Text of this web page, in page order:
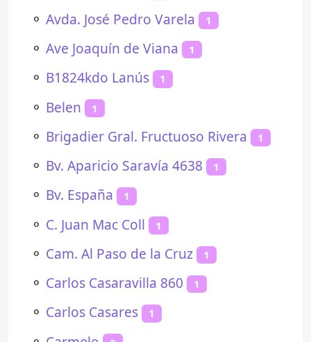
⚬ Avda. José Pedro Varela 1
⚬ Ave Joaquín de Viana 1
⚬ B1824kdo Lanús 1
⚬ Belen 1
⚬ Brigadier Gral. Fructuoso Rivera 1
⚬ Bv. Aparicio Saravía 4638 1
⚬ Bv. España 1
⚬ C. Juan Mac Coll 1
⚬ Cam. Al Paso de la Cruz 1
⚬ Carlos Casaravilla 860 1
⚬ Carlos Casares 1